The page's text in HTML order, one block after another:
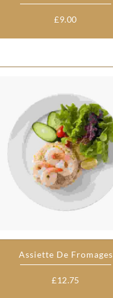
£9.00
Assiette De Fromages
£12.75